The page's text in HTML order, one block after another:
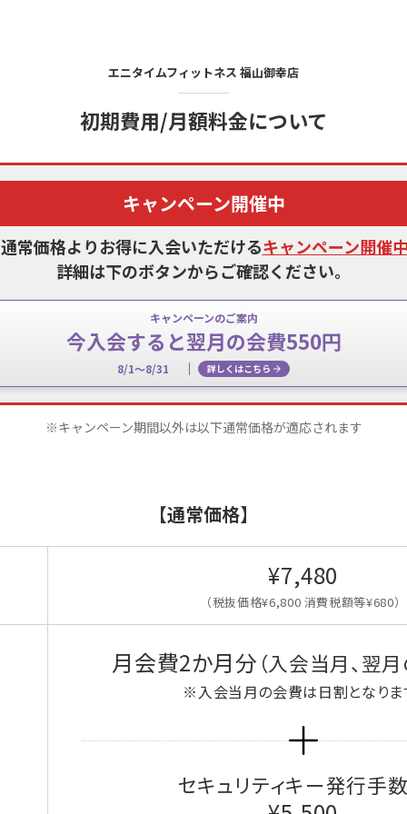
エニタイムフィットネス 福山御幸店
初期費用/月額料金について
キャンペーン開催中
常価格よりお得に入会いただけるキャンペーン開催中
詳細は下のボタンからご確認ください。
キャンペーンのご案内
今入会すると翌月の会費550円
8/1～8/31 詳しくはこちら
※キャンペーン期間以外は以下通常価格が適応されます
【通常価格】
¥7,480
（税抜価格¥6,800 消費税額等¥680）
月会費2か月分 （入会当月、翌
※入会当月の会費は日割となりま
セキュリティキー発行手